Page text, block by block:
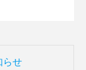
らせ